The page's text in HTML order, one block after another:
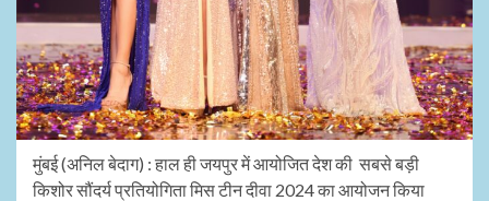
मुंबई (अनिल बेदाग) : हाल ही जयपुर में आयोजित देश की सबसे बड़ी
किशोर सौंदर्य प्रतियोगिता मिस टीन दीवा 2024 का आयोजन किया